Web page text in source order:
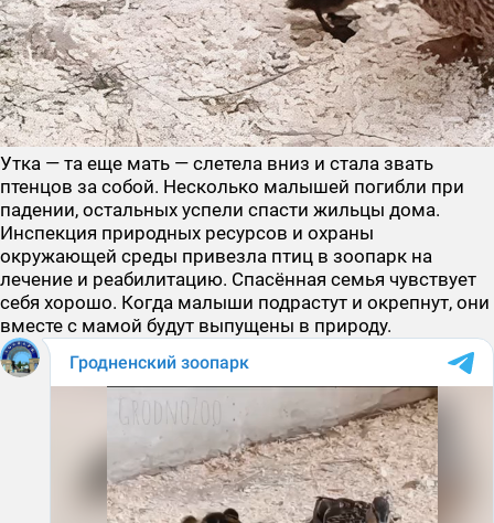
Утка — та еще мать — слетела вниз и стала звать
птенцов за собой. Несколько малышей погибли при
падении, остальных успели спасти жильцы дома.
Инспекция природных ресурсов и охраны
окружающей среды привезла птиц в зоопарк на
лечение и реабилитацию. Спасённая семья чувствует
себя хорошо. Когда малыши подрастут и окрепнут, они
вместе с мамой будут выпущены в природу.